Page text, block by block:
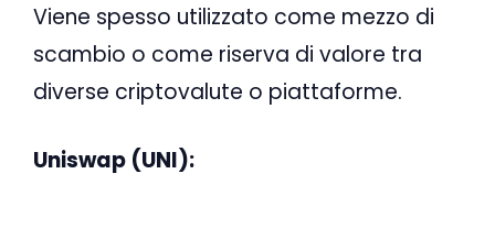
Viene spesso utilizzato come mezzo di
scambio o come riserva di valore tra
diverse criptovalute o piattaforme.
Uniswap (UNI):